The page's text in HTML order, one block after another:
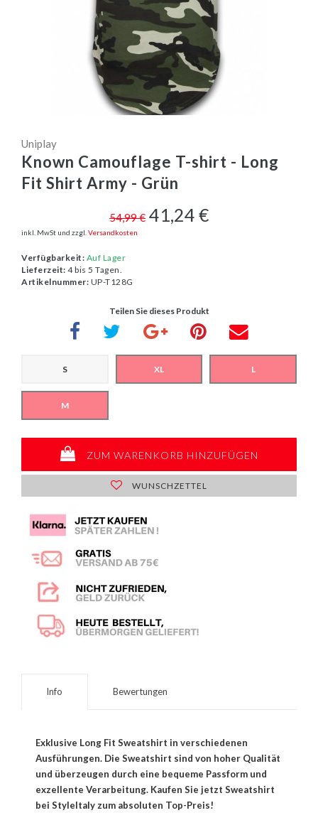
Uniplay
Known Camouflage T-shirt - Long
Fit Shirt Army - Grün
54,99 € 41,24 €
inkl. MwSt und zzgl. Versandkosten
Verfügbarkeit: Auf Lager
Lieferzeit: 4 bis 5 Tagen.
Artikelnummer: UP-T128G
Teilen Sie dieses Produkt
S XL L
M
ZUM WARENKORB HINZUFÜGEN
WUNSCHZETTEL
Info Bewertungen
Exklusive Long Fit Sweatshirt in verschiedenen
Ausführungen. Die Sweatshirt sind von hoher Qualität
und überzeugen durch eine bequeme Passform und
exzellente Verarbeitung. Kaufen Sie jetzt Sweatshirt
bei StyleItaly zum absoluten Top-Preis!